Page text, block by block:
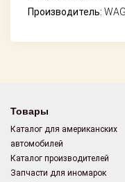
Производитель:
Товары
Каталог для американских
автомобилей
Каталог производителей
Запчасти для иномарок